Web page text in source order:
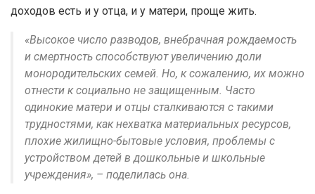
доходов есть и у отца, и у матери, проще жить.
«Высокое число разводов, внебрачная рождаемость
и смертность способствуют увеличению доли
монородительских семей. Но, к сожалению, их можно
отнести к социально не защищенным. Часто
одинокие матери и отцы сталкиваются с такими
трудностями, как нехватка материальных ресурсов,
плохие жилищно-бытовые условия, проблемы с
устройством детей в дошкольные и школьные
учреждения», – поделилась она.